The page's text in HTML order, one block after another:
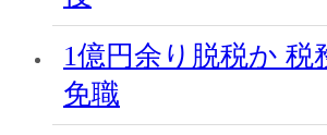
1億円余り脱税か 税
免職